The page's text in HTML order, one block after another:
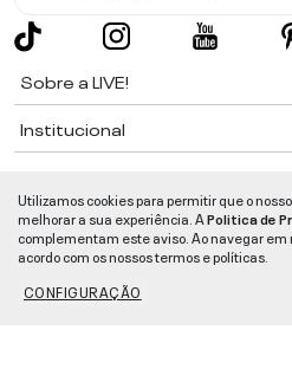
Sobre a LIVE!
Institucional
Ajuda
Segurança e Qualidade
LIVE!©2026- TODOS OS DIREITOS
Utilizamos cookies para permitir que o
melhorar a sua experiência. APolitica de
complementam este aviso. Ao navegar em
acordo com os nossos termos e políticas.
CONFIGURAÇÃO